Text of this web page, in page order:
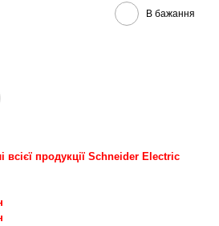
В бажання
всієї продукції Schneider Electric